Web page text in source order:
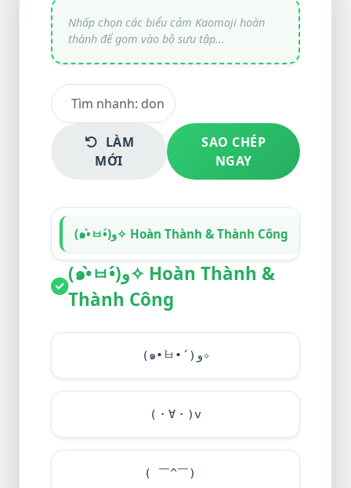
LÀM
MỚI
SAO CHÉP
NGAY
(๑•̀ㅂ•́)و✧ Hoàn Thành & Thành Công
(๑•̀ㅂ•́)و✧ Hoàn Thành &
Thành Công
(๑•̀ㅂ•́)و✧
(・∀・)v
( ￣^￣)ゞ